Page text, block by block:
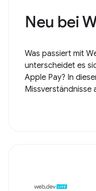
Neu bei
Was passiert mit
unterscheidet es
Apple Pay? In
Missverständnisse